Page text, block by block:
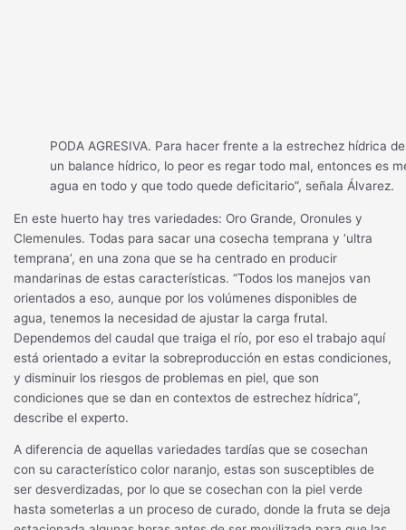
PODA AGRESIVA. Para hacer frente a la estrechez hídrica
un balance hídrico, lo peor es regar todo mal, entonces es
agua en todo y que todo quede deficitario”, señala Álvarez.
En este huerto hay tres variedades: Oro Grande, Oronules y
Clemenules. Todas para sacar una cosecha temprana y ‘ultra
temprana’, en una zona que se ha centrado en producir
mandarinas de estas características. “Todos los manejos van
orientados a eso, aunque por los volúmenes disponibles de
agua, tenemos la necesidad de ajustar la carga frutal.
Dependemos del caudal que traiga el río, por eso el trabajo aquí
está orientado a evitar la sobreproducción en estas condiciones,
y disminuir los riesgos de problemas en piel, que son
condiciones que se dan en contextos de estrechez hídrica”,
describe el experto.
A diferencia de aquellas variedades tardías que se cosechan
con su característico color naranjo, estas son susceptibles de
ser desverdizadas, por lo que se cosechan con la piel verde
hasta someterlas a un proceso de curado, donde la fruta se deja